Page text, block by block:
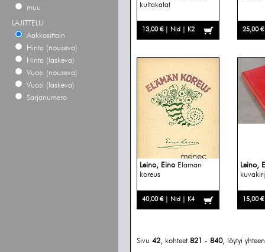
muu
LAJITTELU
Aakkosittain
Hinta (nouseva)
Hinta (laskeva)
Vuosi (nouseva)
Vuosi (laskeva)
Sarjanumero
kultakalat
13,00 € | Nid | K2 25,00
Leino, Eino Elämän
koreus
40,00 € | Nid | K4
Leino,
15,00
Sivu 42, kohteet 821 - 840, löytyi